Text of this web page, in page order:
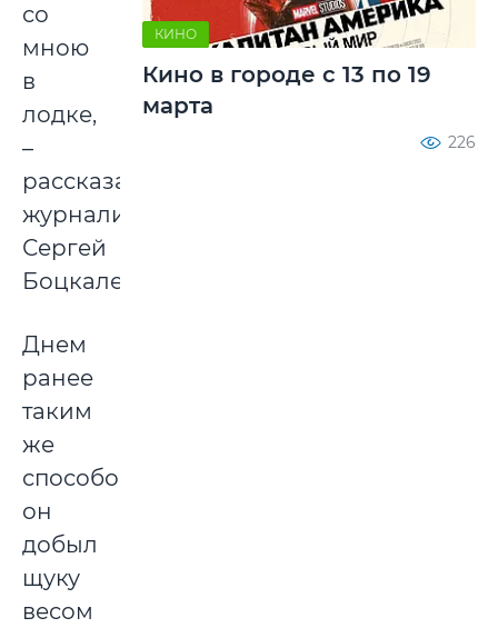
со
мною
в
лодке,
–
рассказал
журналистам
Сергей
Боцкалевич.
Днем
ранее
таким
же
способом
он
добыл
щуку
весом
КИНО
Кино в городе с 13 по 19
марта
226